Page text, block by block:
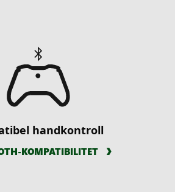
handkontroll
KOMPATIBILITET